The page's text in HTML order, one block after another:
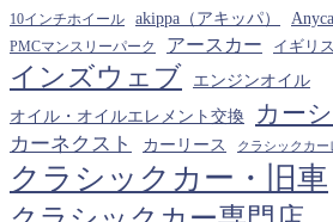
カ
イ
ブ
10インチホイール akippa（アキッパ）
PMCマンスリーパーク アースカー イギリ
インズウェブ エンジンオイル
オイル・オイルエレメント交換 カー
カーネクスト カーリース クラシックカー
クラシックカー・旧車